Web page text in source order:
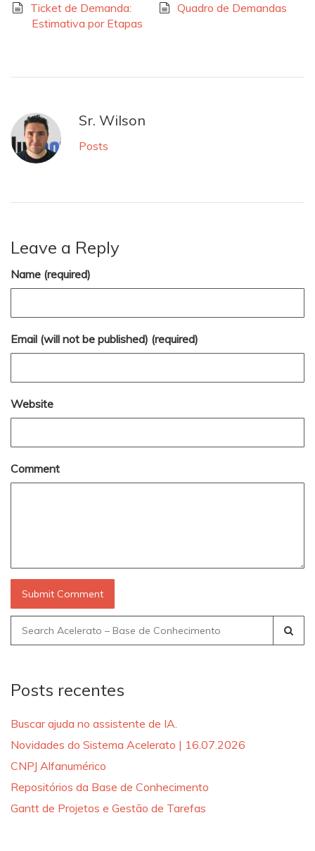
Ticket de Demanda:
Estimativa por Etapas
Quadro de Demandas
Sr. Wilson
Posts
Leave a Reply
Name (required)
Email (will not be published) (required)
Website
Comment
Search
for:
Posts recentes
Buscar ajuda no assistente de IA.
Novidades do Sistema Acelerato | 16.07.2026
CNPJ Alfanumérico
Repositórios da Base de Conhecimento
Gantt de Projetos e Gestão de Tarefas